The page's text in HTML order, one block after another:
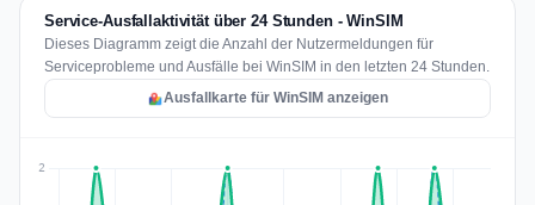
Service-Ausfallaktivität über 24 Stunden - WinSIM
Dieses Diagramm zeigt die Anzahl der Nutzermeldungen für
Serviceprobleme und Ausfälle bei WinSIM in den letzten 24 Stunden.
Ausfallkarte für WinSIM anzeigen